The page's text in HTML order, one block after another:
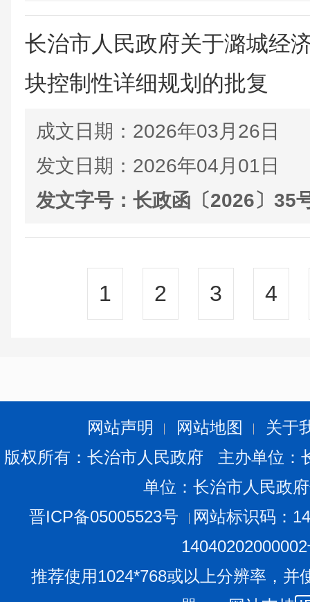
长治市人民政府关于潞城经
块控制性详细规划的批复
成文日期： 2026年03月26日
发文日期： 2026年04月01日
发文字号： 长政函〔2026〕35
1 2 3 4
网站声明 网站地图
关于
版权所有：长治市人民政府 主办单位
单位：长治市人民政
晋ICP备05005523号
网站标识码：
推荐使用1024*768或以上分辨率，并